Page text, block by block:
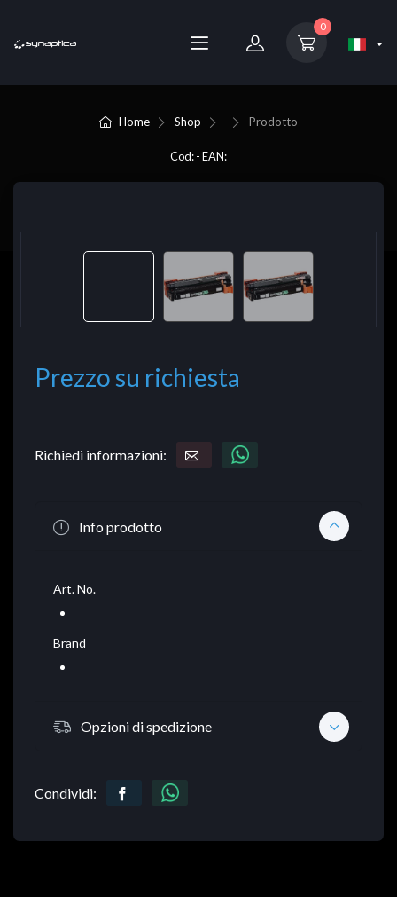
0
Home Shop Prodotto
Cod: - EAN:
Prezzo su richiesta
Richiedi informazioni:
Info prodotto
Art. No.
Brand
Opzioni di spedizione
Condividi: